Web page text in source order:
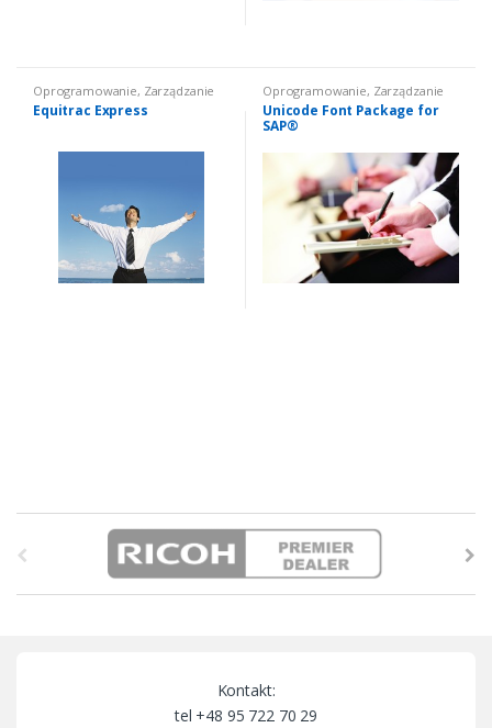
Oprogramowanie, Zarządzanie
generowaniem dokumentów i
bezpieczeństwo
Equitrac Express
Oprogramowanie, Zarządzanie
generowaniem dokumentów i
bezpieczeństwo
Unicode Font Package for
SAP®
Kontakt:
tel +48 95 722 70 29